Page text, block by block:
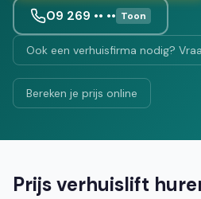
09 269 •• •• Toon
Ook een verhuisfirma nodig?
Bereken je prijs online
Prijs verhuislift